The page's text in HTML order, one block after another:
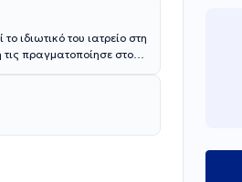
ιδιωτικό του ιατρείο στη
πραγματοποίησε στο
Νοσημάτων Θώρακος
υπέρταση, ο σακχαρώδης
του γαστρεντερικού και
έλεγχο - check up,